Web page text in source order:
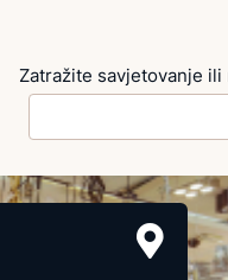
Zatražite savjetovanje